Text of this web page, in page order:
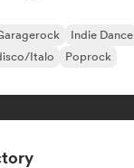
Indie Dance
Italo
Poprock